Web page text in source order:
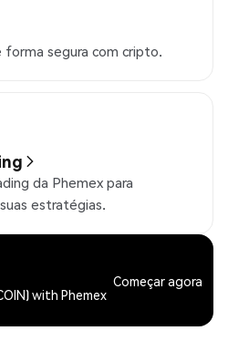
forma segura com cripto.
da Phemex para
estratégias.
with Phemex
Começar agora